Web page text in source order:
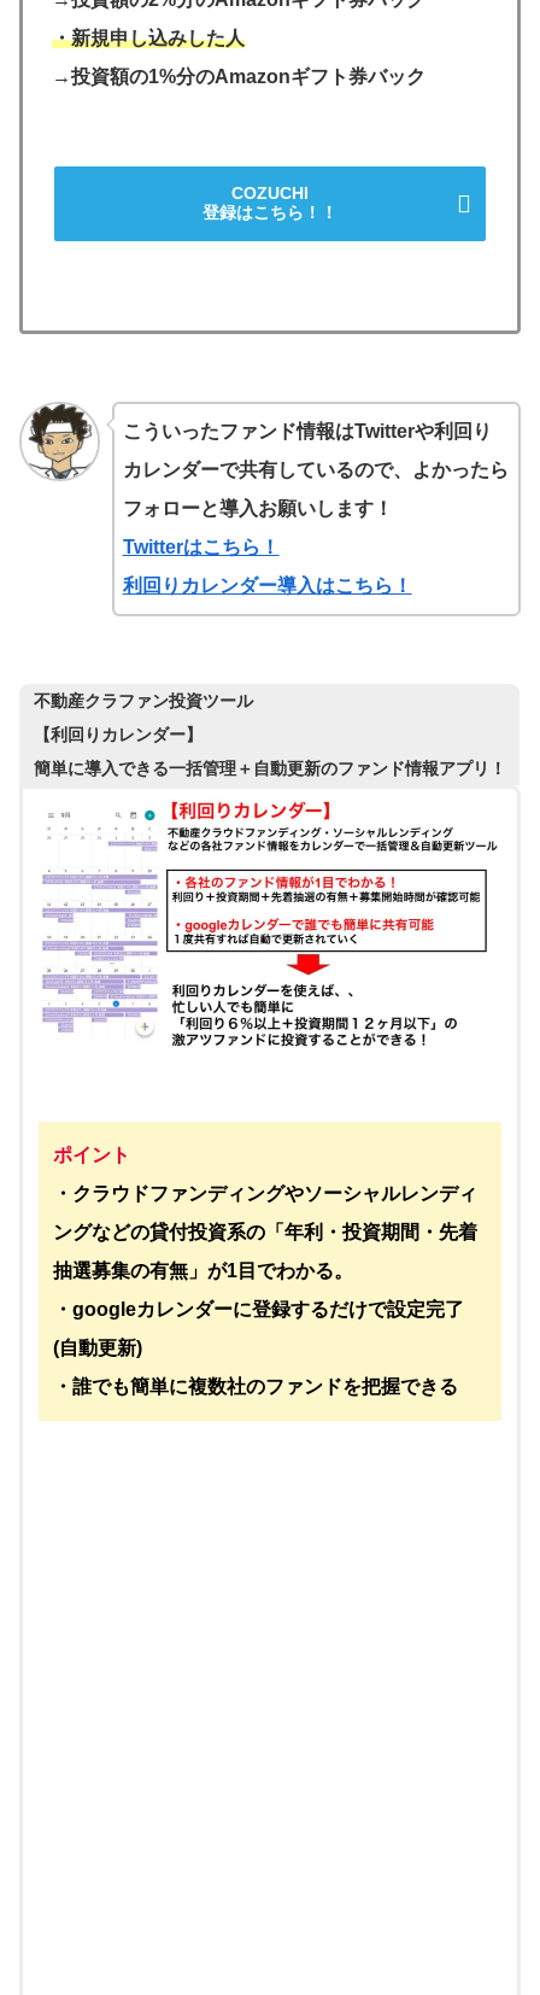
・新規申し込みした人
→投資額の1%分のAmazonギフト券バック
COZUCHI
登録はこちら！！
こういったファンド情報はTwitterや利回り
カレンダーで共有しているので、よかったら
フォローと導入お願いします！
Twitterはこちら！
利回りカレンダー導入はこちら！
不動産クラファン投資ツール
【利回りカレンダー】
簡単に導入できる一括管理＋自動更新のファンド情報アプリ！
ポイント
・クラウドファンディングやソーシャルレンディ
ングなどの貸付投資系の「年利・投資期間・先着
抽選募集の有無」が1目でわかる。
・googleカレンダーに登録するだけで設定完了
(自動更新)
・誰でも簡単に複数社のファンドを把握できる